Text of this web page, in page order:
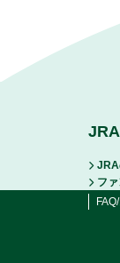
JRA
フ